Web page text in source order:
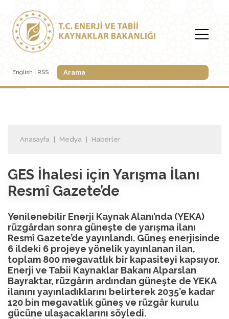
English RSS
Anasayfa Medya Haberler
GES İhalesi için Yarışma İlanı
Resmî Gazete’de
Yenilenebilir Enerji Kaynak Alanı’nda (YEKA)
rüzgârdan sonra güneşte de yarışma ilanı
Resmî Gazete’de yayınlandı. Güneş enerjisinde
6 ildeki 6 projeye yönelik yayınlanan ilan,
toplam 800 megavatlık bir kapasiteyi kapsıyor.
Enerji ve Tabii Kaynaklar Bakanı Alparslan
Bayraktar, rüzgârın ardından güneşte de YEKA
ilanını yayınladıklarını belirterek 2035’e kadar
120 bin megavatlık güneş ve rüzgâr kurulu
gücüne ulaşacaklarını söyledi.